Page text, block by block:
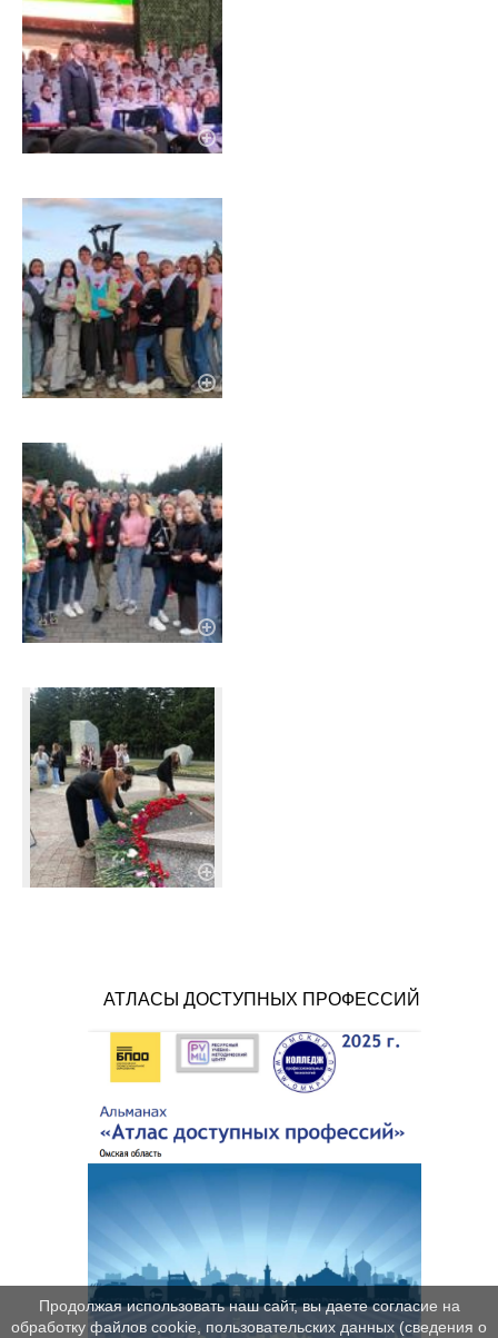
АТЛАСЫ ДОСТУПНЫХ ПРОФЕССИЙ
Продолжая использовать наш сайт, вы даете согласие на
обработку файлов cookie, пользовательских данных (сведения о